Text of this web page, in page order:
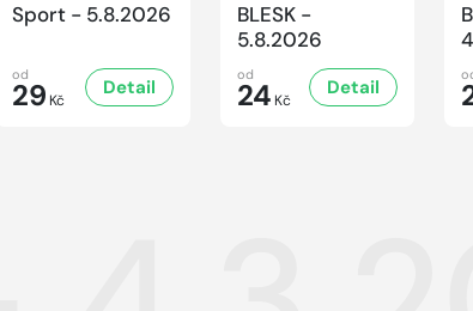
Sport - 5.8.2026
od
29 Kč
Detail
BLESK -
5.8.2026
od
24 Kč
Detail